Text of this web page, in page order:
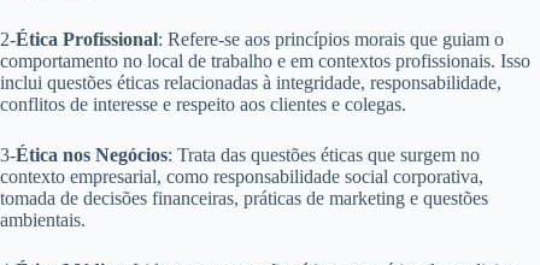
2-Ética Profissional: Refere-se aos princípios morais que guiam o
comportamento no local de trabalho e em contextos profissionais. Isso
inclui questões éticas relacionadas à integridade, responsabilidade,
conflitos de interesse e respeito aos clientes e colegas.
3-Ética nos Negócios: Trata das questões éticas que surgem no
contexto empresarial, como responsabilidade social corporativa,
tomada de decisões financeiras, práticas de marketing e questões
ambientais.